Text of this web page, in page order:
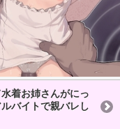
着お姉さんがにっ
バイトで親バレし